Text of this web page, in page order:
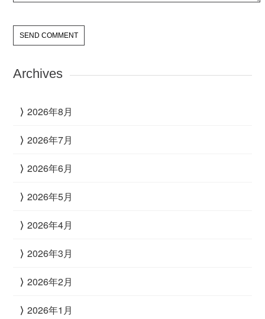
Archives
2026年8月
2026年7月
2026年6月
2026年5月
2026年4月
2026年3月
2026年2月
2026年1月